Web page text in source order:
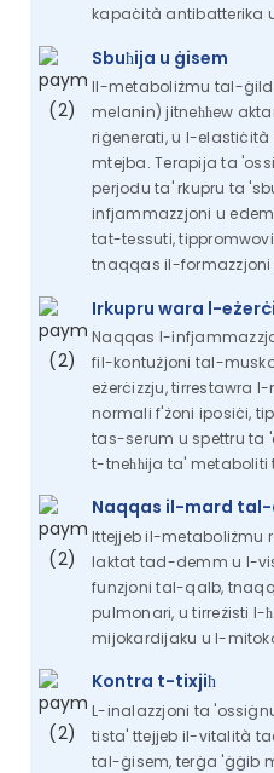
kapaċità antibatterika
Sbuħija u ġisem
Il-metaboliżmu tal-
melanin) jitneħħew
riġenerati, u l-
mtejba. Terapija ta
perjodu ta' rkupru ta
infjammazzjoni u
tat-tessuti,
tnaqqas il-formazzjoni
Irkupru wara l-
Naqqas l-
fil-kontużjoni tal-
eżerċizzju, tirrestawra
normali f'żoni iposiċi,
tas-serum u spettru ta
t-tneħħija ta' metaboliti
Naqqas il-mard
Ittejjeb il-metaboliżmu
laktat tad-demm u l-
funzjoni tal-qalb,
pulmonari, u tirreżisti
mijokardijaku u l-
Kontra t-tixjiħ
L-inalazzjoni ta
tista' ttejjeb il-vitalità
tal-ġisem, terġa 'ġġib